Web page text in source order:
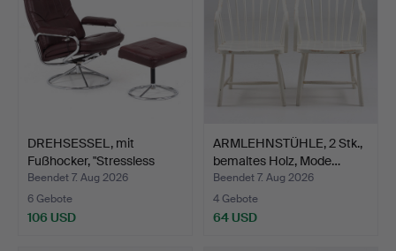
DREHSESSEL, mit
Fußhocker, "Stressless
Vie…
Beendet 7. Aug 2026
6 Gebote
106 USD
ARMLEHNSTÜHLE, 2 Stk.,
bemaltes Holz, Mode…
Beendet 7. Aug 2026
4 Gebote
64 USD